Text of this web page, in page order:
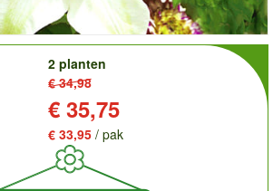
2 planten
€ 34,98
€ 35,75
€ 33,95 / pak